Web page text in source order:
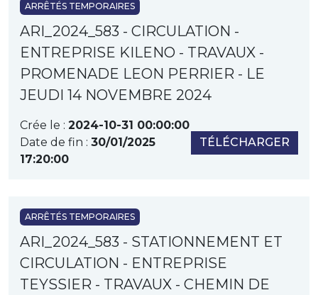
ARRÊTÉS TEMPORAIRES
ARI_2024_583 - CIRCULATION -
ENTREPRISE KILENO - TRAVAUX -
PROMENADE LEON PERRIER - LE
JEUDI 14 NOVEMBRE 2024
Crée le : 2024-10-31 00:00:00
Date de fin : 30/01/2025
17:20:00
TÉLÉCHARGER
ARRÊTÉS TEMPORAIRES
ARI_2024_583 - STATIONNEMENT ET
CIRCULATION - ENTREPRISE
TEYSSIER - TRAVAUX - CHEMIN DE